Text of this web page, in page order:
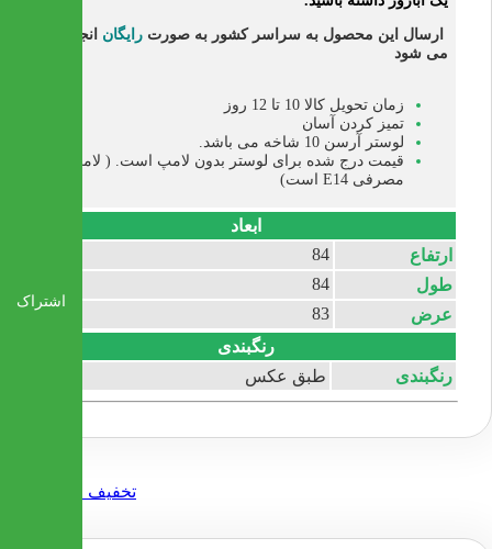
ارسال این محصول به سراسر کشور به صورت رایگان انجام
می شود
زمان تحویل کالا 10 تا 12 روز
تمیز کردن آسان
لوستر آرسن 10 شاخه می باشد.
قیمت درج شده برای لوستر بدون لامپ است. ( لامپ
مصرفی E14 است)
ابعاد
ارتفاع
84
طول
84
عرض
83
رنگبندی
رنگبندی
طبق عکس
اشتراک